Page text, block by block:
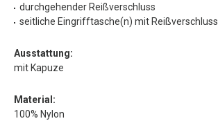
durchgehender Reißverschluss
seitliche Eingrifftasche(n) mit Reißverschluss
Ausstattung:
mit Kapuze
Material:
100% Nylon